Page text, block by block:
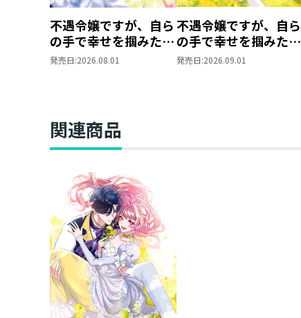
不遇令嬢ですが、自ら
の手で幸せを掴みた
い！ アンソロジーコ
発売日:2026.08.01
不遇令嬢ですが、自ら
の手で幸せを掴みた
い！ アンソロジーコ
発売日:2026.09.01
関連商品